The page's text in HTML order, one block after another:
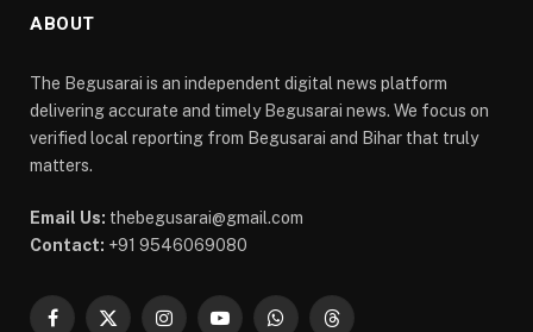
ABOUT
The Begusarai is an independent digital news platform
delivering accurate and timely Begusarai news. We focus on
verified local reporting from Begusarai and Bihar that truly
matters.
Email Us: thebegusarai@gmail.com
Contact: +91 9546069080
Facebook
X
InstagramYouTubeWhatsAppThreads